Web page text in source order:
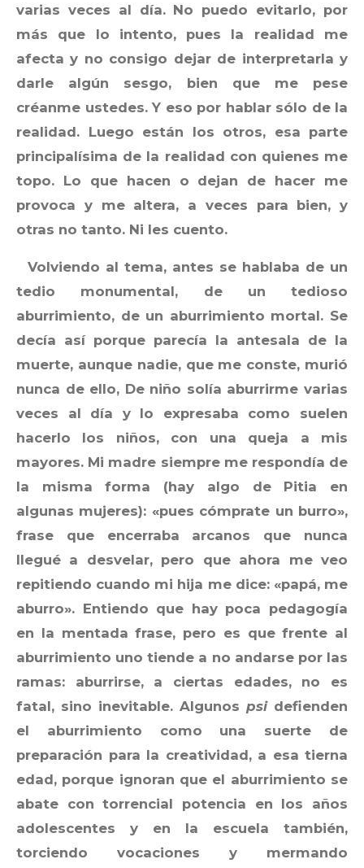
varias veces al día. No puedo evitarlo, por
más que lo intento, pues la realidad me
afecta y no consigo dejar de interpretarla y
darle algún sesgo, bien que me pese
créanme ustedes. Y eso por hablar sólo de la
realidad. Luego están los otros, esa parte
principalísima de la realidad con quienes me
topo. Lo que hacen o dejan de hacer me
provoca y me altera, a veces para bien, y
otras no tanto. Ni les cuento.
Volviendo al tema, antes se hablaba de un
tedio monumental, de un tedioso
aburrimiento, de un aburrimiento mortal. Se
decía así porque parecía la antesala de la
muerte, aunque nadie, que me conste, murió
nunca de ello, De niño solía aburrirme varias
veces al día y lo expresaba como suelen
hacerlo los niños, con una queja a mis
mayores. Mi madre siempre me respondía de
la misma forma (hay algo de Pitia en
algunas mujeres): «pues cómprate un burro»,
frase que encerraba arcanos que nunca
llegué a desvelar, pero que ahora me veo
repitiendo cuando mi hija me dice: «papá, me
aburro». Entiendo que hay poca pedagogía
en la mentada frase, pero es que frente al
aburrimiento uno tiende a no andarse por las
ramas: aburrirse, a ciertas edades, no es
fatal, sino inevitable. Algunos psidefienden
el aburrimiento como una suerte de
preparación para la creatividad, a esa tierna
edad, porque ignoran que el aburrimiento se
abate con torrencial potencia en los años
adolescentes y en la escuela también,
torciendo vocaciones y mermando